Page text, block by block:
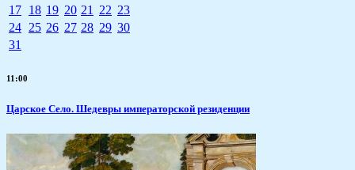
17 18 19 20 21 22 23
24 25 26 27 28 29 30
31
11:00
Царское Село. Шедевры императорской резиденции